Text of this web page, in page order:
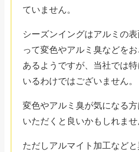
ていません。
シーズンイングはアルミの
って変色やアルミ臭などを
あるようですが、当社では
いるわけではございません。
変色やアルミ臭が気になる
いただくと良いかもしれませ
ただしアルマイト加工など